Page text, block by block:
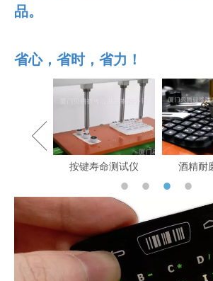
品。
省心，省时，省力！
按键寿命测试仪 酒精耐